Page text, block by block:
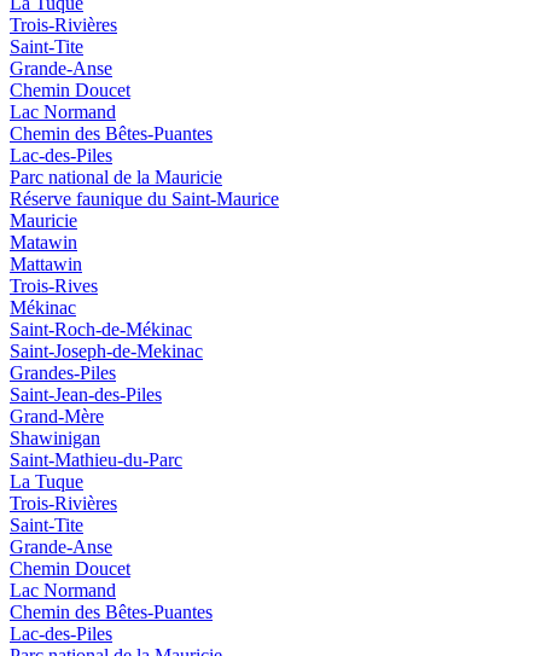
Trois-Rivières
Saint-Tite
Grande-Anse
Chemin Doucet
Lac Normand
Chemin des Bêtes-Puantes
Lac-des-Piles
Parc national de la Mauricie
Réserve faunique du Saint‑Maurice
Mauricie
Matawin
Mattawin
Trois-Rives
Mékinac
Saint-Roch-de-Mékinac
Saint-Joseph-de-Mekinac
Grandes-Piles
Saint-Jean-des-Piles
Grand-Mère
Shawinigan
Saint-Mathieu-du-Parc
La Tuque
Trois-Rivières
Saint-Tite
Grande-Anse
Chemin Doucet
Lac Normand
Chemin des Bêtes-Puantes
Lac-des-Piles